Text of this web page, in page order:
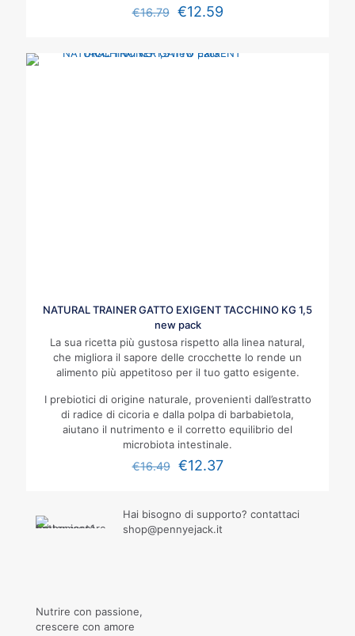
€16.79 €12.59
NATURAL TRAINER GATTO EXIGENT TACCHINO KG 1,5
new pack
La sua ricetta più gustosa rispetto alla linea natural,
che migliora il sapore delle crocchette lo rende un
alimento più appetitoso per il tuo gatto esigente.
I prebiotici di origine naturale, provenienti dall’estratto
di radice di cicoria e dalla polpa di barbabietola,
aiutano il nutrimento e il corretto equilibrio del
microbiota intestinale.
€16.49 €12.37
Hai bisogno di supporto? contattaci
shop@pennyejack.it
Nutrire con passione,
crescere con amore